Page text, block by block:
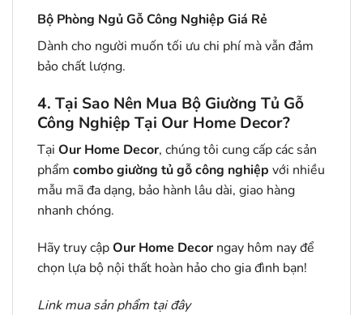
Bộ Phòng Ngủ Gỗ Công Nghiệp Giá Rẻ
Dành cho người muốn tối ưu chi phí mà vẫn đảm
bảo chất lượng.
4. Tại Sao Nên Mua Bộ Giường Tủ Gỗ
Công Nghiệp Tại Our Home Decor?
Tại Our Home Decor, chúng tôi cung cấp các sản
phẩm combo giường tủ gỗ công nghiệp với nhiều
mẫu mã đa dạng, bảo hành lâu dài, giao hàng
nhanh chóng.
Hãy truy cậpOur Home Decor ngay hôm nay để
chọn lựa bộ nội thất hoàn hảo cho gia đình bạn!
Link mua sản phẩm tại đây